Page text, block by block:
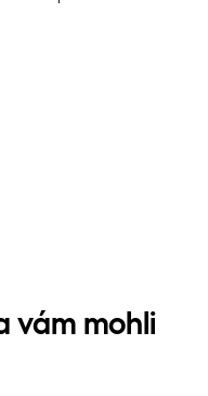
vám mohli